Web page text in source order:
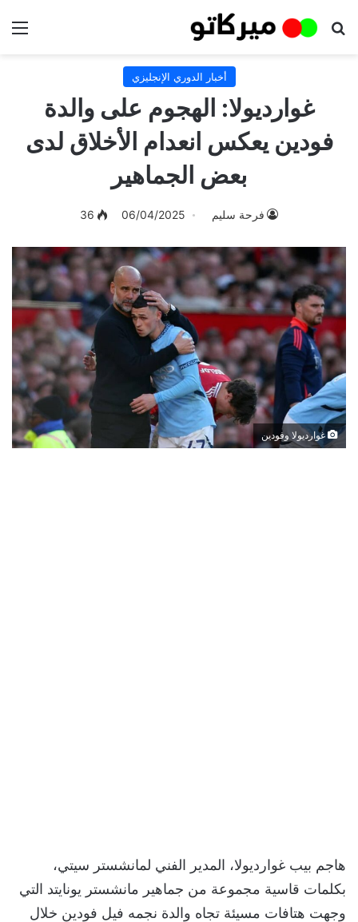
بحث عن
أخبار الدوري الإنجليزي
غوارديولا: الهجوم على والدة
فودين يعكس انعدام الأخلاق لدى
بعض الجماهير
فرحة سليم 06/04/2025
36
غوارديولا وفودين
هاجم بيب غوارديولا، المدير الفني لمانشستر سيتي،
بكلمات قاسية مجموعة من جماهير مانشستر يونايتد التي
وجهت هتافات مسيئة تجاه والدة نجمه فيل فودين خلال